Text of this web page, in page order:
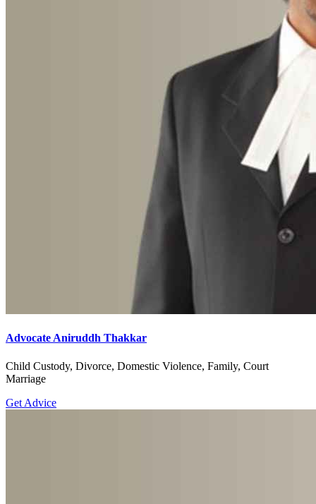
Advocate Aniruddh Thakkar
Child Custody, Divorce, Domestic Violence, Family, Court
Marriage
Get Advice